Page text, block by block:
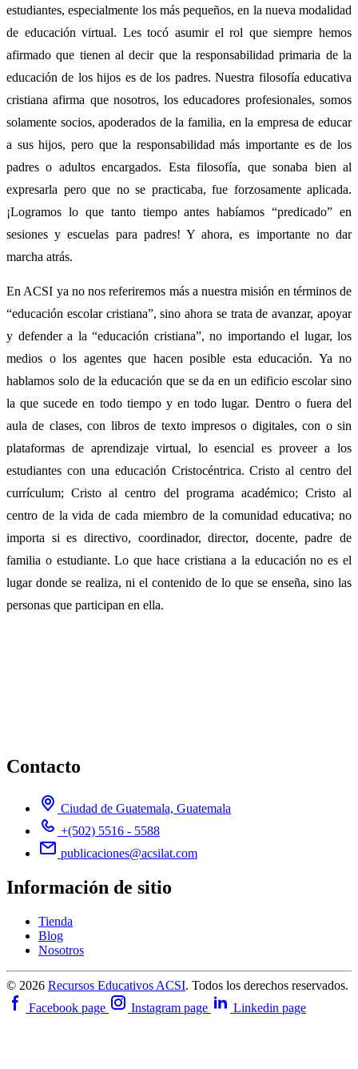
estudiantes, especialmente los más pequeños, en la nueva modalidad
de educación virtual. Les tocó asumir el rol que siempre hemos
afirmado que tienen al decir que la responsabilidad primaria de la
educación de los hijos es de los padres. Nuestra filosofía educativa
cristiana afirma que nosotros, los educadores profesionales, somos
solamente socios, apoderados de la familia, en la empresa de educar
a sus hijos, pero que la responsabilidad más importante es de los
padres o adultos encargados. Esta filosofía, que sonaba bien al
expresarla pero que no se practicaba, fue forzosamente aplicada.
¡Logramos lo que tanto tiempo antes habíamos “predicado” en
sesiones y escuelas para padres! Y ahora, es importante no dar
marcha atrás.
En ACSI ya no nos referiremos más a nuestra misión en términos de
“educación escolar cristiana”, sino ahora se trata de avanzar, apoyar
y defender a la “educación cristiana”, no importando el lugar, los
medios o los agentes que hacen posible esta educación. Ya no
hablamos solo de la educación que se da en un edificio escolar sino
la que sucede en todo tiempo y en todo lugar. Dentro o fuera del
aula de clases, con libros de texto impresos o digitales, con o sin
plataformas de aprendizaje virtual, lo esencial es proveer a los
estudiantes con una educación Cristocéntrica. Cristo al centro del
currículum; Cristo al centro del programa académico; Cristo al
centro de la vida de cada miembro de la comunidad educativa; no
importa si es directivo, coordinador, director, docente, padre de
familia o estudiante. Lo que hace cristiana a la educación no es el
lugar donde se realiza, ni el contenido de lo que se enseña, sino las
personas que participan en ella.
Contacto
Ciudad de Guatemala, Guatemala
+(502) 5516 - 5588
publicaciones@acsilat.com
Información de sitio
Tienda
Blog
Nosotros
© 2026 Recursos Educativos ACSI. Todos los derechos reservados.
Facebook page
Instagram page Linkedin page